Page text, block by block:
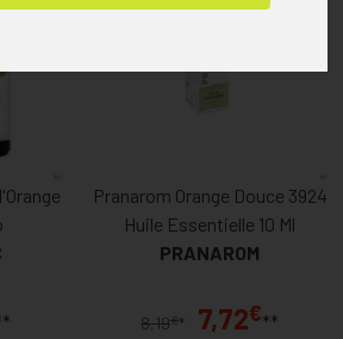
Pranarom Orange Douce 3924
Huile Essentielle 10 Ml
PRANAROM
8,19€* 7,72€**